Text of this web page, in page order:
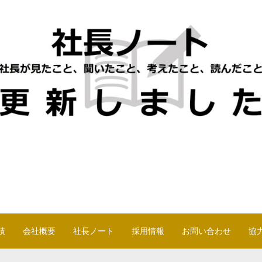
会社概要 社長ノート 採用情報 お問い合わせ 協